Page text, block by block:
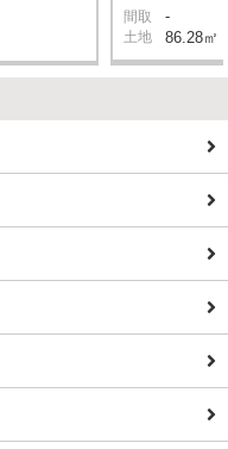
間取 -
土地 86.28㎡